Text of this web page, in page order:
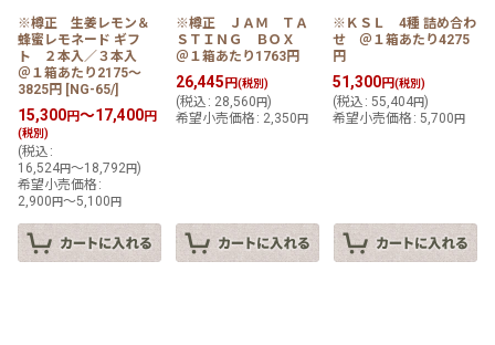
※樽正 生姜レモン＆
蜂蜜レモネード ギフ
ト ２本入／３本入
＠１箱あたり2175〜
3825円 [NG-65/]
15,300円～17,400円
(税別)
(税込 :
16,524円～18,792 円)
希望小売価格 :
2,900 円～5,100 円
※樽正 ＪＡＭ ＴＡ
ＳＴＩＮＧ ＢＯＸ
＠１箱あたり1763円
26,445円(税別)
(税込 : 28,560 円)
希望小売価格 : 2,350 円
※ＫＳＬ 4種 詰め合わ
せ ＠１箱あたり4275
円
51,300円(税別)
(税込 : 55,404円)
希望小売価格 : 5,700円